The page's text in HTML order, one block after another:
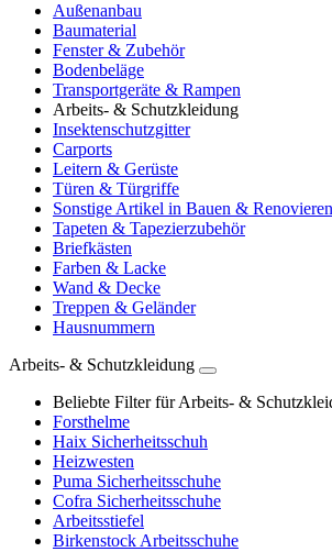
Außenanbau
Baumaterial
Fenster & Zubehör
Bodenbeläge
Transportgeräte & Rampen
Arbeits- & Schutzkleidung
Insektenschutzgitter
Carports
Leitern & Gerüste
Türen & Türgriffe
Sonstige Artikel in Bauen & Renovieren
Tapeten & Tapezierzubehör
Briefkästen
Farben & Lacke
Wand & Decke
Treppen & Geländer
Hausnummern
Arbeits- & Schutzkleidung
Beliebte Filter für Arbeits- &
Forsthelme
Haix Sicherheitsschuh
Heizwesten
Puma Sicherheitsschuhe
Cofra Sicherheitsschuhe
Arbeitsstiefel
Birkenstock Arbeitsschuhe